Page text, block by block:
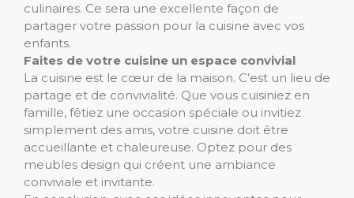
culinaires. Ce sera une excellente façon de
partager votre passion pour la cuisine avec vos
enfants.
Faites de votre cuisine un espace convivial
La cuisine est le cœur de la maison. C’est un lieu de
partage et de convivialité. Que vous cuisiniez en
famille, fêtiez une occasion spéciale ou invitiez
simplement des amis, votre cuisine doit être
accueillante et chaleureuse. Optez pour des
meubles design qui créent une ambiance
conviviale et invitante.